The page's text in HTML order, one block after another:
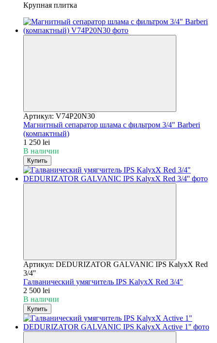
Крупная плитка
Артикул: V74P20N30
Магнитный сепаратор шлама с фильтром 3/4" Barberi
(компактный)
1 250 lei
В наличии
Купить
Артикул: DEDURIZATOR GALVANIC IPS KalyxX Red
3/4''
Галванический умягчитель IPS KalyxX Red 3/4"
2 500 lei
В наличии
Купить